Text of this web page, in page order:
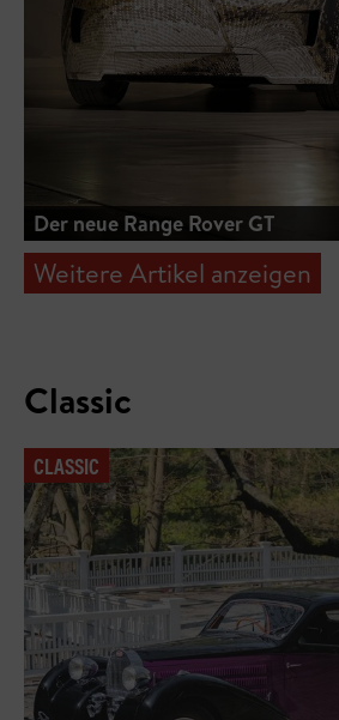
Der neue Range Rover GT
Weitere Artikel anzeigen
Classic
CLASSIC